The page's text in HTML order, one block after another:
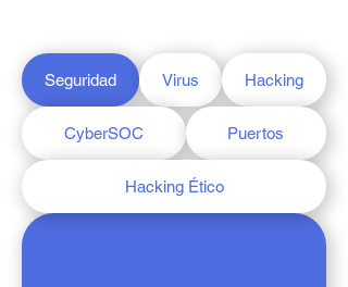
Seguridad Virus Hacking
CyberSOC Puertos
Hacking Ético